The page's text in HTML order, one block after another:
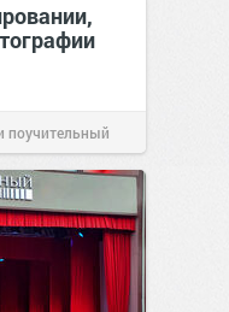
поучительный